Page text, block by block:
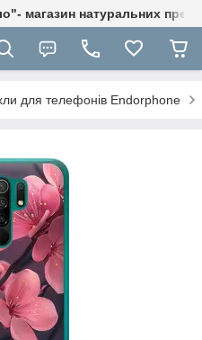
магазин натуральних
для телефонів Endorphone